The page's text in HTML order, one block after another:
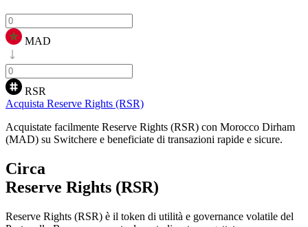
MAD
RSR
Acquista Reserve Rights (RSR)
Acquistate facilmente Reserve Rights (RSR) con Morocco Dirham
(MAD) su Switchere e beneficiate di transazioni rapide e sicure.
Circa
Reserve Rights (RSR)
Reserve Rights (RSR) è il token di utilità e governance volatile del